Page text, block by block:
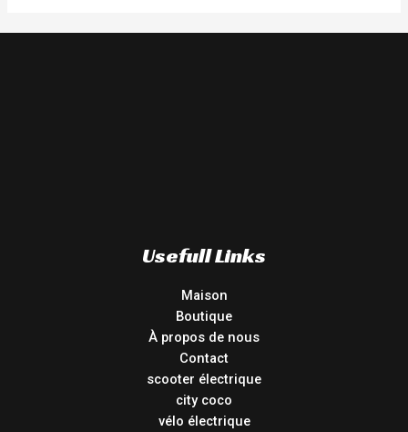
Usefull Links
Maison
Boutique
À propos de nous
Contact
scooter électrique
city coco
vélo électrique